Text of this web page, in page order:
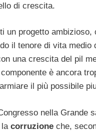
di crescita.
un progetto ambizioso,
il tenore di vita
una crescita del pil
è ancora
il più possibile
nella Grande
corruzione che,